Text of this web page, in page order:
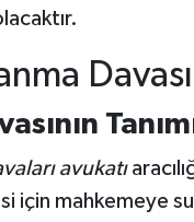
avukatı
için mahkemeye